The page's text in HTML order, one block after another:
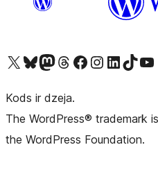
Apmeklējiet mūsu X (agrāk Twitter) kontu
Apmeklējiet mūsu Bluesky kontu
Apmeklējiet mūsu Mastodon kontu
Apmeklējiet mūsu Threads kontu
Apmeklējiet mūsu Facebook lapuApmeklējiet mūsu Instagram kontu
Apmeklējiet mūsu LinkedIn kontu
Apmeklējiet mūsuApmeklējiet
Kods ir dzeja.
The WordPress® trademark
the WordPress Foundation.